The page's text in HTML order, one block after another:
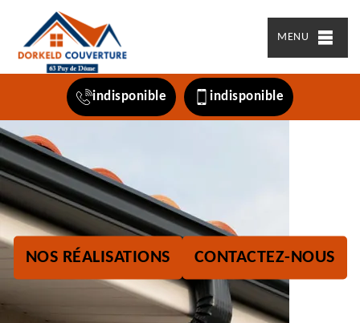
MENU
indisponible indisponible
NOS RÉALISATIONS CONTACTEZ-NOUS